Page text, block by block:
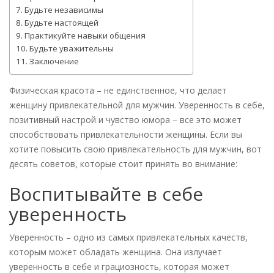
Будьте независимы
Будьте настоящей
Практикуйте навыки общения
Будьте уважительны
Заключение
Физическая красота – не единственное, что делает
женщину привлекательной для мужчин. Уверенность в себе,
позитивный настрой и чувство юмора – все это может
способствовать привлекательности женщины. Если вы
хотите повысить свою привлекательность для мужчин, вот
десять советов, которые стоит принять во внимание:
Воспитывайте в себе
уверенность
Уверенность – одно из самых привлекательных качеств,
которым может обладать женщина. Она излучает
уверенность в себе и грациозность, которая может